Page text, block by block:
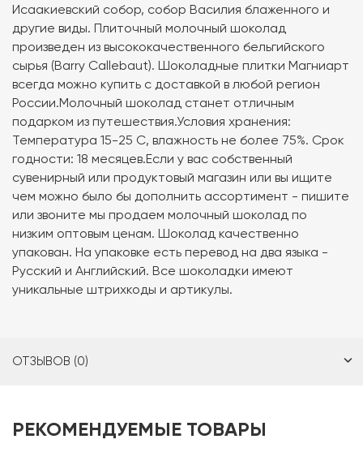
Исаакиевский собор, собор Василия блаженного и
другие виды. Плиточный молочный шоколад
произведен из высококачественного бельгийского
сырья (Barry Callebaut). Шоколадные плитки Магниарт
всегда можно купить с доставкой в любой регион
России.Молочный шоколад станет отличным
подарком из путешествия.Условия хранения:
Температура 15-25 C, влажность не более 75%. Срок
годности: 18 месяцев.Если у вас собственный
сувенирный или продуктовый магазин или вы ищите
чем можно было бы дополнить ассортимент - пишите
или звоните мы продаем молочный шоколад по
низким оптовым ценам. Шоколад качественно
упакован. На упаковке есть перевод на два языка -
Русский и Английский. Все шоколадки имеют
уникальные штрихкоды и артикулы.
ОТЗЫВОВ (0)
РЕКОМЕНДУЕМЫЕ ТОВАРЫ